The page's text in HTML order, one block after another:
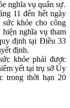
nghĩa vụ quân sự.
11 đến hết ngày
khỏe cho công
nghĩa vụ tham
định tại Điều 33
định.
khỏe phải được
yết tại trụ sở Ủy
trong thời hạn 20